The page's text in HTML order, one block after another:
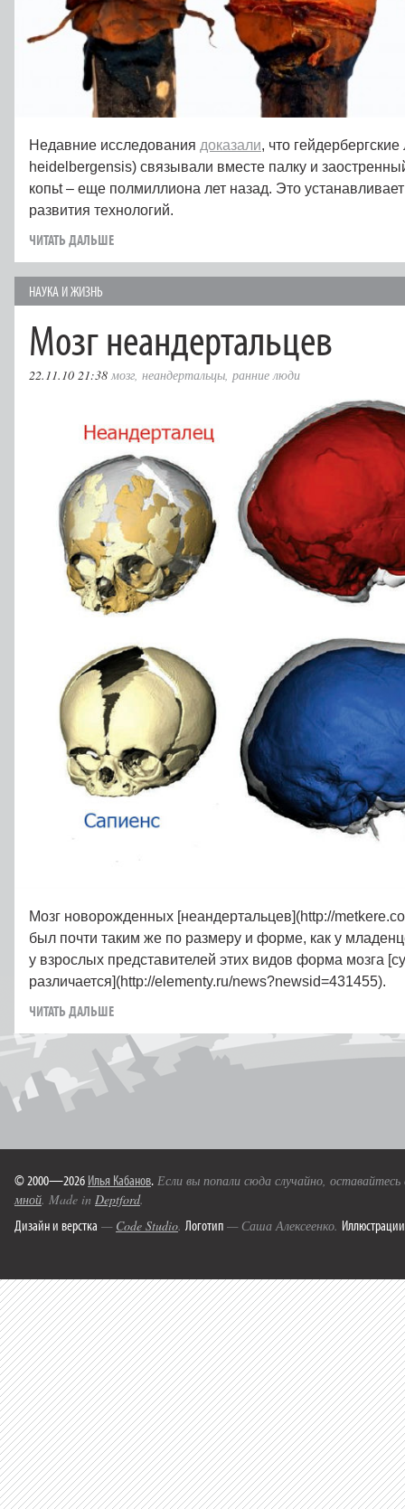
Недавние исследования доказали, что
heidelbergensis) связывали вместе палку и
копьt – еще полмиллиона лет назад. Это
развития технологий.
ЧИТАТЬ ДАЛЬШЕ
НАУКА И ЖИЗНЬ
Мозг неандертальцев
22.11.10 21:38 мозг, неандертальцы, ранние люди
Мозг новорожденных [неандертальцев](http://
был почти таким же по размеру и форме, как у
у взрослых представителей этих видов форма мозга
различается](http://elementy.ru/news?newsid=431455).
ЧИТАТЬ ДАЛЬШЕ
© 2000—2026 Илья Кабанов. Если вы попали сюда случайно,
мной. Made in Deptford.
Дизайн и верстка — Code Studio. Логотип — Саша Алексеенко. Иллюстрации